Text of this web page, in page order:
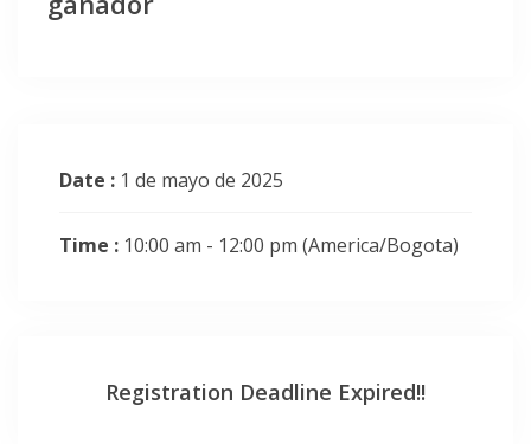
Date : 1 de mayo de 2025
Time : 10:00 am - 12:00 pm (America/Bogota)
Registration Deadline Expired!!